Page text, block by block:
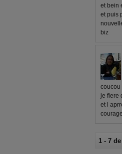
et bein
et puis
biz
coucou
je fiere
et l
1 - 7